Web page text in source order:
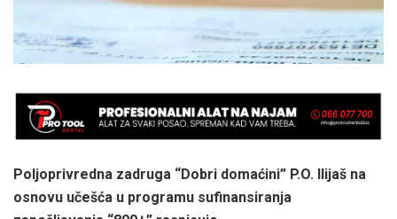
Poljoprivredna zadruga “Dobri domaćini” P.O. Ilijaš na
osnovu učešća u programu sufinansiranja